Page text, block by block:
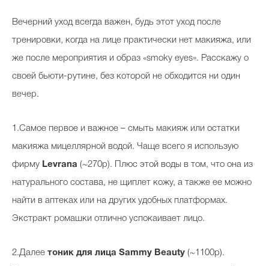
Вечерний уход всегда важен, будь этот уход после
тренировки, когда на лице практически нет макияжа, или
же после мероприятия и образ «smoky eyes». Расскажу о
своей бьюти-рутине, без которой не обходится ни один
вечер.
1.Самое первое и важное – смыть макияж или остатки
макияжа мицеллярной водой. Чаще всего я использую
фирму Levrana (~270р). Плюс этой воды в том, что она из
натурального состава, не щиплет кожу, а также ее можно
найти в аптеках или на других удобных платформах.
Экстракт ромашки отлично успокаивает лицо.
2.Далее тоник для лица Sammy Beauty (~1100р).